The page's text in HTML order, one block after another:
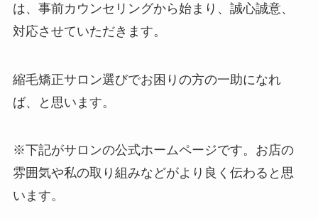
は、事前カウンセリングから始まり、誠心誠意、
対応させていただきます。
縮毛矯正サロン選びでお困りの方の一助になれ
ば、と思います。
※下記がサロンの公式ホームページです。お店の
雰囲気や私の取り組みなどがより良く伝わると思
います。